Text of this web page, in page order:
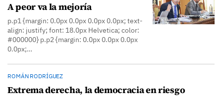
A peor va la mejoría
p.p1 {margin: 0.0px 0.0px 0.0px 0.0px; text-
align: justify; font: 18.0px Helvetica; color:
#000000} p.p2 {margin: 0.0px 0.0px 0.0px
0.0px;…
ROMÁN RODRÍGUEZ
Extrema derecha, la democracia en riesgo